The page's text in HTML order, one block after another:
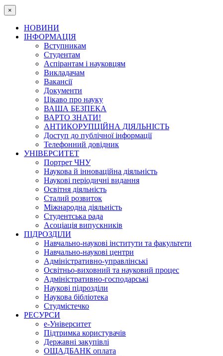
×
НОВИНИ
ІНФОРМАЦІЯ
Вступникам
Студентам
Аспірантам і науковцям
Викладачам
Вакансії
Документи
Цікаво про науку
ВАША БЕЗПЕКА
ВАРТО ЗНАТИ!
АНТИКОРУПЦІЙНА ДІЯЛЬНІСТЬ
Доступ до публічної інформації
Телефонний довідник
УНІВЕРСИТЕТ
Портрет ЧНУ
Наукова й інноваційна діяльність
Наукові періодичні видання
Освітня діяльність
Сталий розвиток
Міжнародна діяльність
Студентська рада
Асоціація випускників
ПІДРОЗДІЛИ
Навчально-наукові інститути та факультети
Навчально-наукові центри
Адміністративно-управлінські
Освітньо-виховний та науковий процес
Адміністративно-господарські
Наукові підрозділи
Наукова бібліотека
Студмістечко
РЕСУРСИ
е-Університет
Підтримка користувачів
Державні закупівлі
ОЩАДБАНК оплата